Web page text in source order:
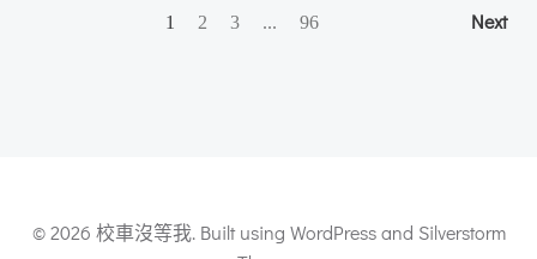
PostsPage
1 Page
2 Page
3 ... Page
96 Next
© 2026 校車沒等我. Built using WordPress and Silverstorm